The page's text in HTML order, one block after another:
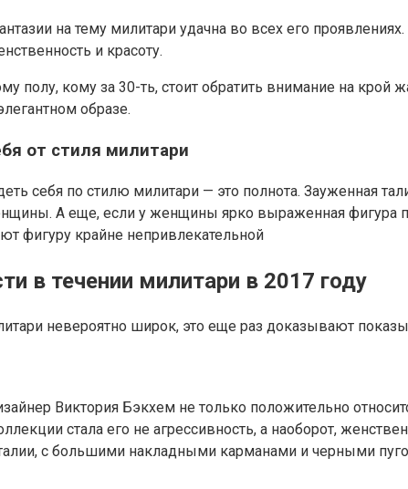
на тему милитари удачна во всех его
и красоту.
полу, кому за 30-ть, стоит обратить внимание на
образе.
от стиля милитари
себя по стилю милитари — это полнота. Зауженная
А еще, если у женщины ярко выраженная фигура
фигуру крайне непривлекательной
в течении милитари в 2017 году
невероятно широк, это еще раз доказывают показы
Виктория Бэкхем не только положительно
стала его не агрессивность, а наоборот,
с большими накладными карманами и черными